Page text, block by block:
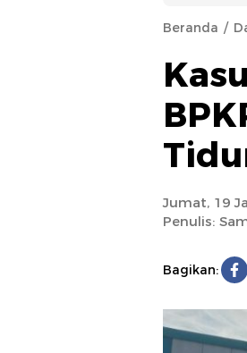
Beranda
Penulis:
Jumat, 19
Bagikan: